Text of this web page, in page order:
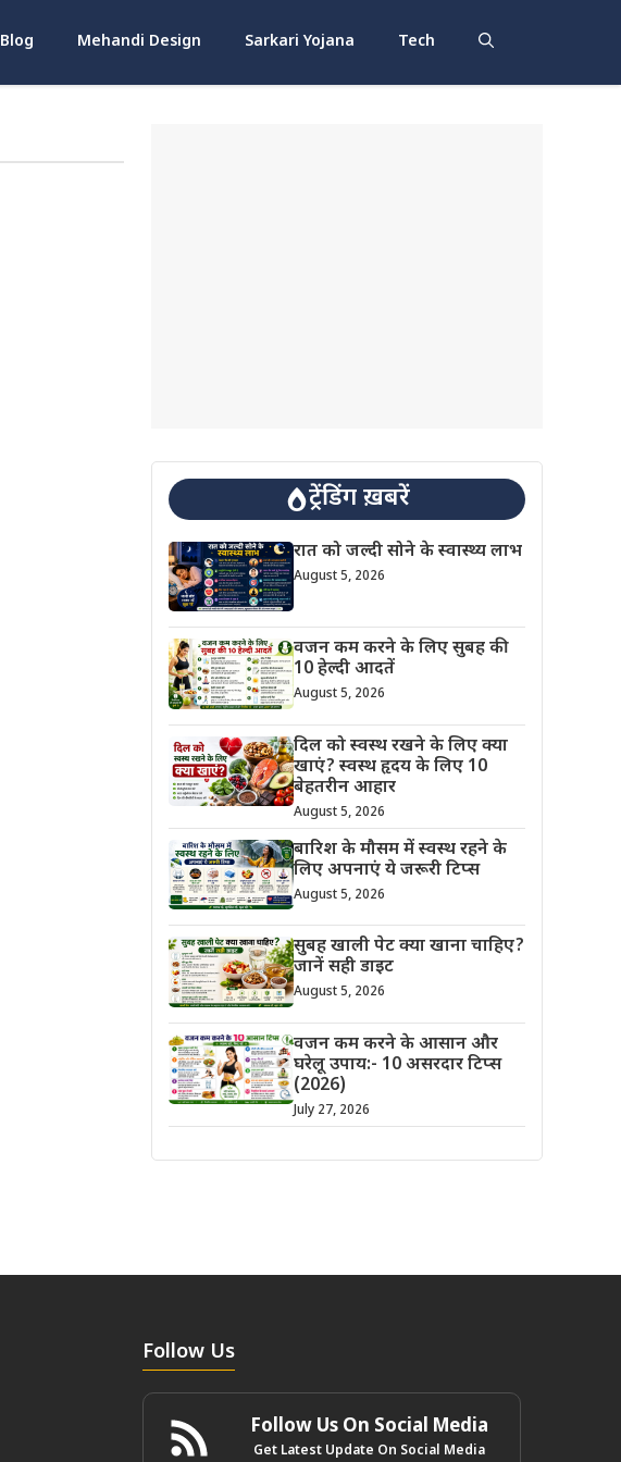
Blog Mehandi Design Sarkari Yojana Tech
ट्रेंडिंग ख़बरें
रात को जल्दी सोने के स्वास्थ्य लाभ
August 5, 2026
वजन कम करने के लिए सुबह की
10 हेल्दी आदतें
August 5, 2026
दिल को स्वस्थ रखने के लिए क्या
खाएं? स्वस्थ हृदय के लिए 10
बेहतरीन आहार
August 5, 2026
बारिश के मौसम में स्वस्थ रहने के
लिए अपनाएं ये जरूरी टिप्स
August 5, 2026
सुबह खाली पेट क्या खाना चाहिए?
जानें सही डाइट
August 5, 2026
वजन कम करने के आसान और
घरेलू उपाय:- 10 असरदार टिप्स
(2026)
July 27, 2026
Follow Us
Follow Us On Social Media
Get Latest Update On Social Media